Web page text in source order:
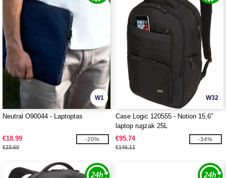
W1
Neutral O90044 - Laptoptas
€18.99
€23.60
-20%
W32
Case Logic 120555 - Notion 15,6"
laptop rugzak 25L
€95.74
€146.11
-34%